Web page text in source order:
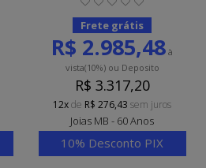
Frete grátis
R$ 2.985,48 à
vista(10%)ou Deposito
R$ 3.317,20
12xde R$ 276,43 sem juros
Joias MB - 60 Anos
10% Desconto PIX